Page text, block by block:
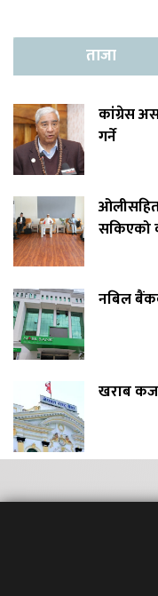
ताजा
कांग्रेस
गर्ने
ओलीसहित
सकिएको
नबिल
खराब